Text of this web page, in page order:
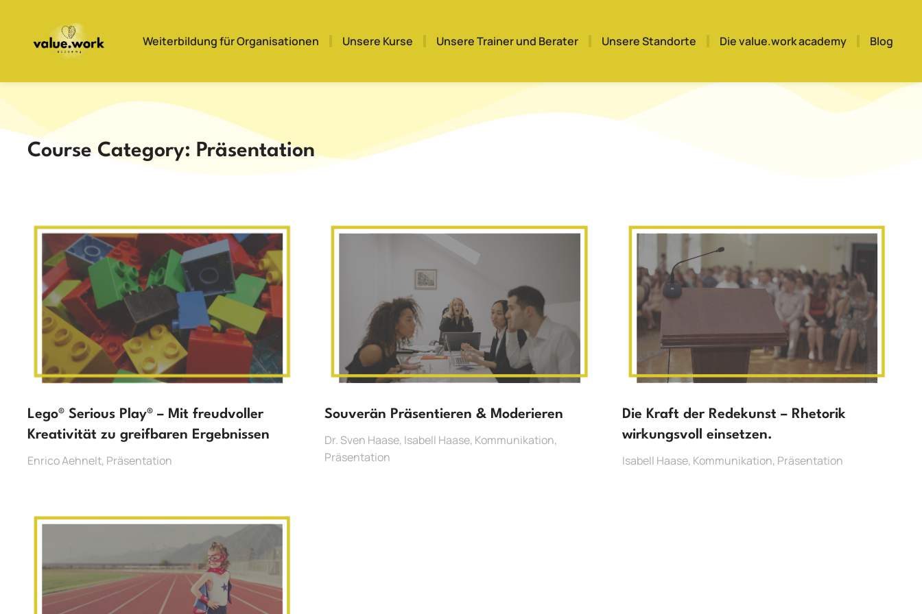
Weiterbildung für Organisationen Unsere Kurse Unsere Trainer und Berater Unsere Standorte Die value.work academy Blog
Course Category: Präsentation
Lego® Serious Play® – Mit freudvoller
Kreativität zu greifbaren Ergebnissen
Enrico Aehnelt, Präsentation
Souverän Präsentieren & Moderieren
Dr. Sven Haase, Isabell Haase, Kommunikation,
Präsentation
Die Kraft der Redekunst – Rhetorik
wirkungsvoll einsetzen.
Isabell Haase, Kommunikation, Präsentation